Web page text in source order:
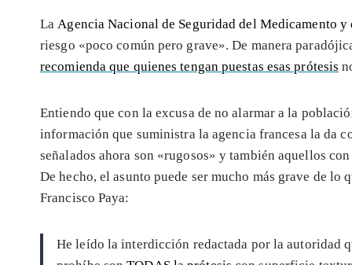
LaAgencia Nacional de Seguridad del Medicamento y
riesgo «poco común pero grave». De manera
recomienda que quienes tengan puestas esas prótesis
Entiendo que con la excusa de no alarmar a la
información que suministra la agencia francesa la da
señalados ahora son «rugosos» y también aquellos
De hecho, el asunto puede ser mucho más grave de
Francisco Paya:
He leído la interdicción redactada por la autoridad